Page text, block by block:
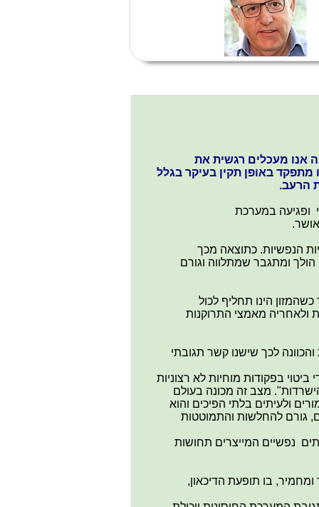
אנו מעכלים רגשית את
מתפקד באופן תקין בעיקר בגלל
הרעב.
ופגיעה במערכת
הנפשיות. כתוצאה מכך
ומתגבר שמתלווה וגורם
הינו תחליף לכול
ולאחריה מאמצי התרוקנות
לכך שישנו קשר תגובתי
בפקודות מוחיות לא רצוניות
מצב זה מכונה בעולם
ולעיתים בלתי הפיכים והוא
גורם להחלשות והתמוטטות
נפשיים המייצרים תחושות
בו תופעת הדיכאון,